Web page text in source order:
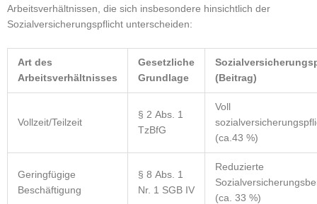
Arbeitsverhältnissen, die sich insbesondere hinsichtlich der
Sozialversicherungspflicht unterscheiden:
Art des
Arbeitsverhältnisses
Gesetzliche
Grundlage
(Beitrag)
Vollzeit/Teilzeit
§ 2 Abs. 1
TzBfG
Voll
(ca.43 %)
Geringfügige
Beschäftigung
§ 8 Abs. 1
Nr. 1 SGB IV
Reduzierte
(ca. 33 %)